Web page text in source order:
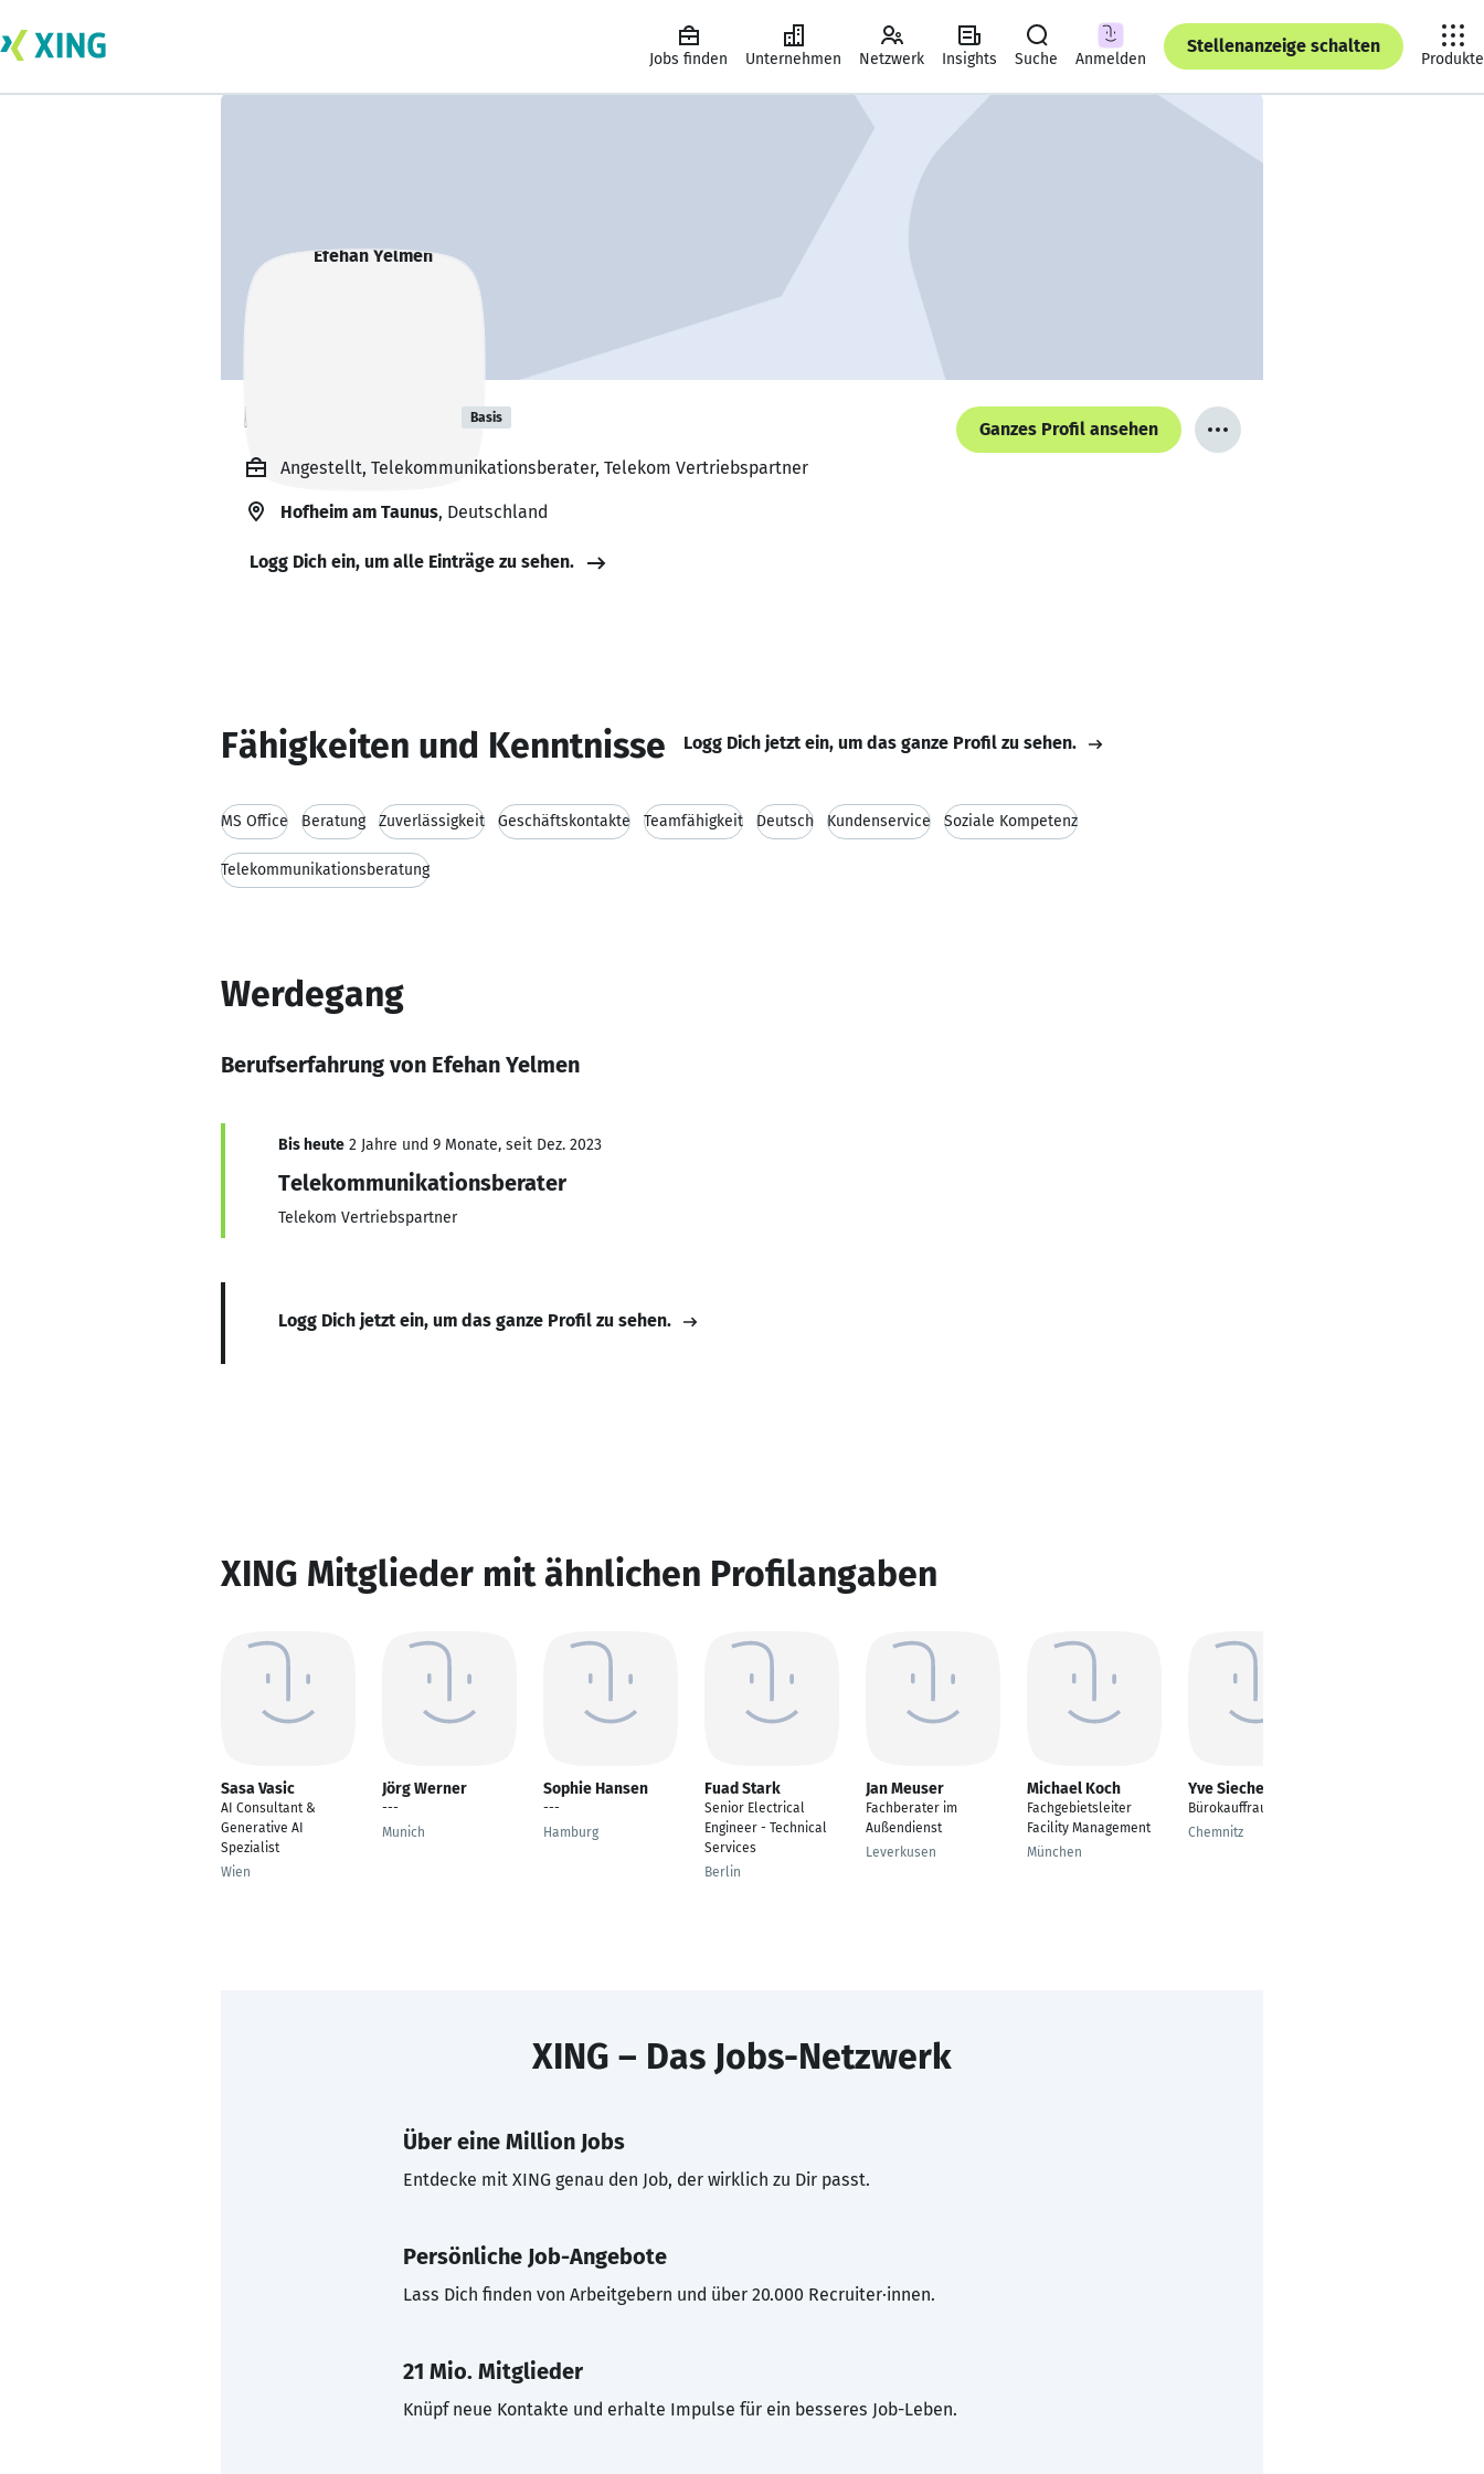
Jobs finden Unternehmen Netzwerk Insights Suche Anmelden
Stellenanzeige schalten
Produkte
Efehan Yelmen Basis
Ganzes Profil ansehen
Angestellt, Telekommunikationsberater, Telekom Vertriebspartner
Hofheim am Taunus, Deutschland
Logg Dich ein, um alle Einträge zu sehen.
Fähigkeiten und Kenntnisse Logg Dich jetzt ein, um das ganze Profil zu sehen.
MS Office Beratung Zuverlässigkeit Geschäftskontakte Teamfähigkeit Deutsch Kundenservice Soziale Kompetenz
Telekommunikationsberatung
Werdegang
Berufserfahrung von Efehan Yelmen
Bis heute 2 Jahre und 9 Monate, seit Dez. 2023
Telekommunikationsberater
Telekom Vertriebspartner
Logg Dich jetzt ein, um das ganze Profil zu sehen.
XING Mitglieder mit ähnlichen Profilangaben
Sasa Vasic
AI Consultant &
Generative AI
Spezialist
Wien
Jörg Werner
---
Munich
Sophie Hansen
---
Hamburg
Fuad Stark
Senior Electrical
Engineer - Technical
Services
Berlin
Jan Meuser
Fachberater im
Außendienst
Leverkusen
Michael Koch
Fachgebietsleiter
Facility Management
München
Yve Sieche
Bürokauffrau
Chemnitz
XING – Das Jobs-Netzwerk
Über eine Million Jobs
Entdecke mit XING genau den Job, der wirklich zu Dir passt.
Persönliche Job-Angebote
Lass Dich finden von Arbeitgebern und über 20.000 Recruiter·innen.
21 Mio. Mitglieder
Knüpf neue Kontakte und erhalte Impulse für ein besseres Job-Leben.